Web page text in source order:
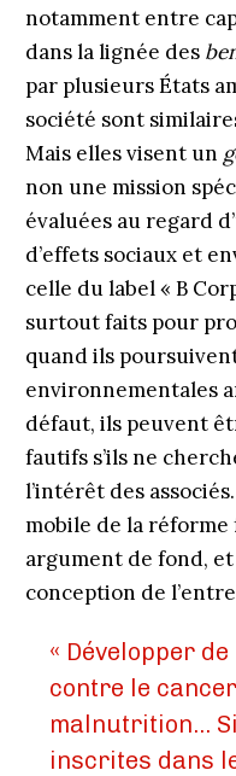
notamment entre
dans la lignée des
par plusieurs États
société sont
Mais elles visent un
non une mission
évaluées au regard
d’effets sociaux et
celle du label « B
surtout faits pour
quand ils
environnementales
défaut, ils peuvent
fautifs s’ils ne
l’intérêt des
mobile de la réforme
argument de fond,
conception de
« Développer
contre le
malnutrition…
inscrites dans